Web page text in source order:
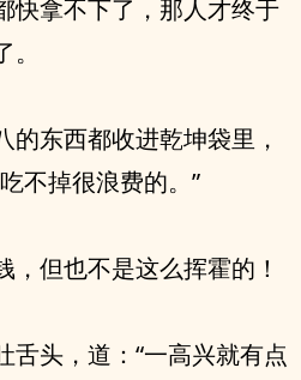
快拿不下了，那人才终于
的东西都收进乾坤袋里，
不掉很浪费的。”
，但也不是这么挥霍的！
舌头，道：“一高兴就有点